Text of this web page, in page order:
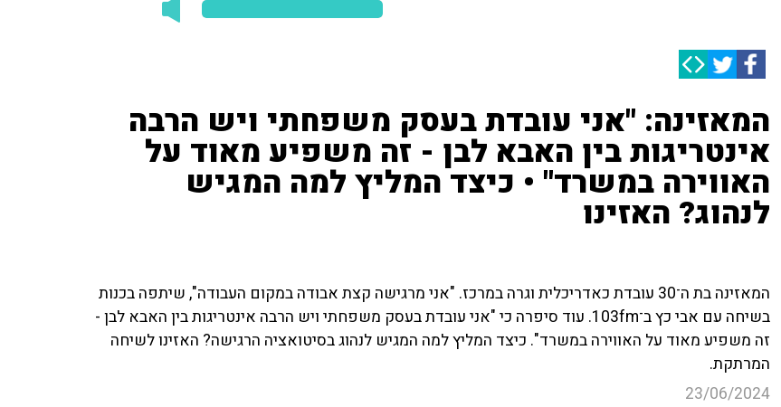
המאזינה: "אני עובדת בעסק משפחתי ויש הרבה
אינטריגות בין האבא לבן - זה משפיע מאוד על
האווירה במשרד" • כיצד המליץ למה המגיש
לנהוג? האזינו
המאזינה בת ה־30 עובדת כאדריכלית וגרה במרכז. "אני מרגישה קצת אבודה במקום העבודה", שיתפה בכנות
בשיחה עם אבי כץ ב־103fm. עוד סיפרה כי "אני עובדת בעסק משפחתי ויש הרבה אינטריגות בין האבא לבן -
זה משפיע מאוד על האווירה במשרד". כיצד המליץ למה המגיש לנהוג בסיטואציה הרגישה? האזינו לשיחה
המרתקת.
23/06/2024